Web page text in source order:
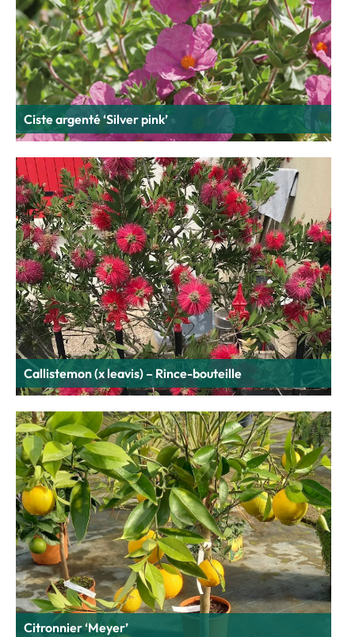
Ciste argenté ‘Silver pink’
Callistemon (x leavis) – Rince-bouteille
Citronnier ‘Meyer’